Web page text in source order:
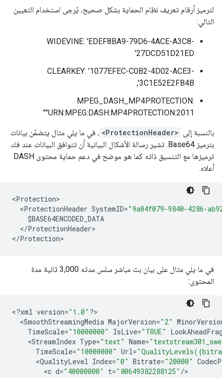
لترميز أرقام تعريف نظام الحماية بشكل صحيح، يُرجى استخدام التعيين
التالي:
WIDEVINE: 'EDEF8BA9-79D6-4ACE-A3C8-
27DCD51D21ED'
CLEARKEY: '1077EFEC-C0B2-4D02-ACE3-
3C1E52E2FB4B',
MPEG_DASH_MP4PROTECTION:
"URN:MPEG:DASH:MP4PROTECTION:2011"
بالنسبة إلى <ProtectionHeader> ، في ما يلي مثال يتضمّن بيانات
بترميز Base64. تشير رسالة الأشكال البيانية أن تتوافق البيانات عند فك
ترميزها مع التنسيق ذاته كما هو موضح في دعم حماية محتوى DASH
أعلاه.
<Protection
<ProtectionHeader SystemID="9a04f079-9840-4286-
$BASE64ENCODED_DATA
</ProtectionHeader>
</Protection
في ما يلي مثال على بيان بث مباشر سلس مدته 3,000 ثانية مدة
المحتوى:
<?xml version="1.0" ?
<SmoothStreamingMedia MajorVersion="2"
TimeScale="10000000" IsLive="TRUE"
<StreamIndex Type="text" Name=
TimeScale="10000000" Url=
<QualityLevel Index="0" Bitrate="20000"
<c d="40000000" t="80649382288125" /